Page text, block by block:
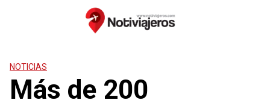
NOTICIAS
Más de 200